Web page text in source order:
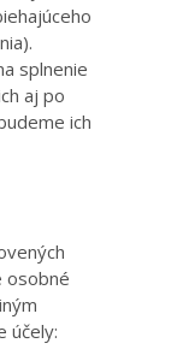
splnenie
aj po
ich
osobné
účely: